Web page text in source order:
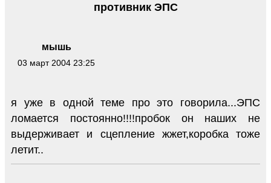
мышь
03 март 2004 23:25
противник ЭПС
я уже в одной теме про это говорила...ЭПС
ломается постоянно!!!!пробок он наших не
выдерживает и сцепление жжет,коробка тоже
летит..